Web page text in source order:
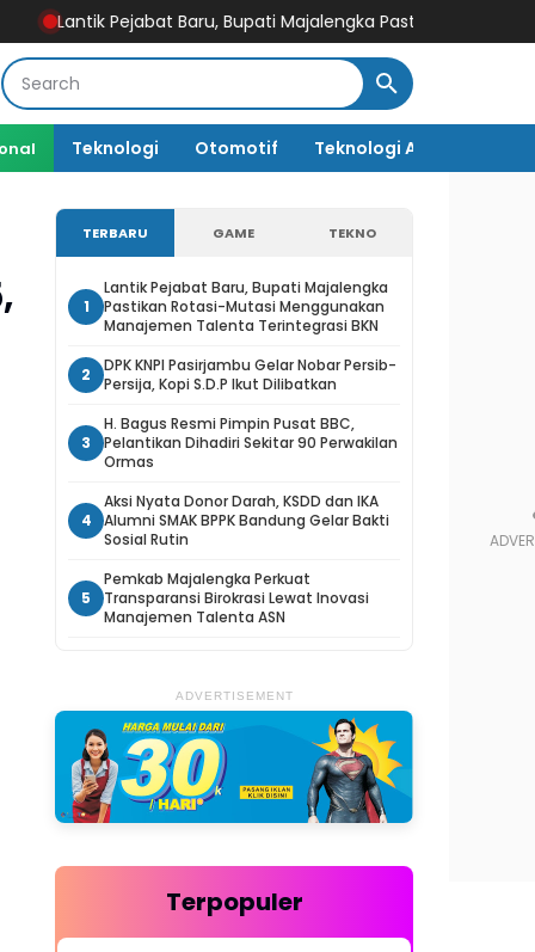
Baru, Bupati Majalengka Pastikan Rotasi-Mutasi
Teknologi Otomotif Teknologi AI
TERBARU GAME TEKNO
1
Lantik Pejabat Baru, Bupati Majalengka
Pastikan Rotasi-Mutasi Menggunakan
Manajemen Talenta Terintegrasi BKN
2
DPK KNPI Pasirjambu Gelar Nobar Persib-
Persija, Kopi S.D.P Ikut Dilibatkan
3
H. Bagus Resmi Pimpin Pusat BBC,
Pelantikan Dihadiri Sekitar 90 Perwakilan
Ormas
4
Aksi Nyata Donor Darah, KSDD dan IKA
Alumni SMAK BPPK Bandung Gelar Bakti
Sosial Rutin
5
Pemkab Majalengka Perkuat
Transparansi Birokrasi Lewat Inovasi
Manajemen Talenta ASN
ADVERTISEMENT
Terpopuler